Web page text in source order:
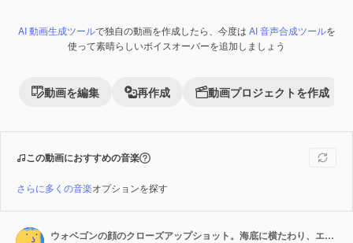
Premium
AI 動画生成ツールで独自の動画を作成したら、今度は AI 音声合成ツールを
使って素晴らしいボイスオーバーを追加しましょう
動画を編集 再作成 動画プロジェクトを作成
この動画におすすめの音楽
さらに多くの音楽オプションを探す
ウォベゴンの顔のクローズアップショット。海底に横たわり、エラで呼吸する非常にカモフラージュされたサメ。